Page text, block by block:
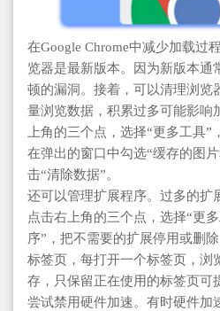
在Google Chrome中减少加载过
览器是最新版本。因为新版本通
顿的漏洞。接着，可以清理浏览
量浏览数据，积累过多可能影响
上角的三个点，选择“更多工具”
在弹出的窗口中勾选“缓存的图
击“清除数据”。
还可以管理扩展程序。过多的扩
点击右上角的三个点，选择“更
序”，把不需要的扩展停用或删
标签页，每打开一个标签页，浏
存，只保留正在使用的标签页可
尝试禁用硬件加速。有时硬件加